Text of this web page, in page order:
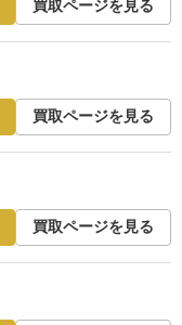
買取ページを見る
買取ページを見る
買取ページを見る